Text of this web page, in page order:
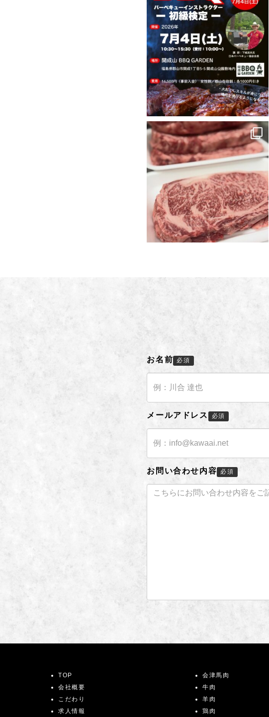
お名前 必須
メールアドレス 必須
お問い合わせ内容 必須
TOP
会社概要
こだわり
求人情報
会津馬肉
牛肉
羊肉
鶏肉